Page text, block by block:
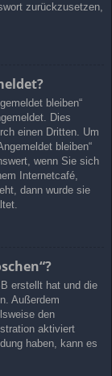
zurückzusetzen,
bleiben“
Dies
einen Dritten. Um
bleiben“
wenn Sie sich
Internetcafé,
dann wurde sie
erstellt hat und die
Außerdem
den
aktiviert
haben, kann es